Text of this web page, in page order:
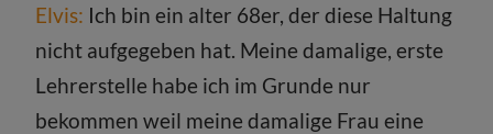
Elvis: Ich bin ein alter 68er, der diese Haltung
nicht aufgegeben hat. Meine damalige, erste
Lehrerstelle habe ich im Grunde nur
bekommen weil meine damalige Frau eine